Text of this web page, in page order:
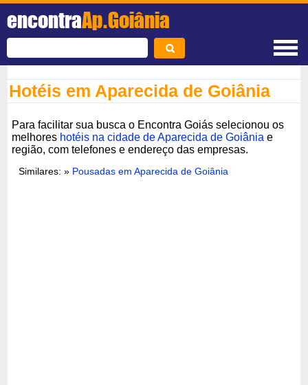
encontraAp.Goiânia
Hotéis em Aparecida de Goiânia
Para facilitar sua busca o Encontra Goiás selecionou os
melhores hotéis na cidade de Aparecida de Goiânia e
região, com telefones e endereço das empresas.
Similares: » Pousadas em Aparecida de Goiânia